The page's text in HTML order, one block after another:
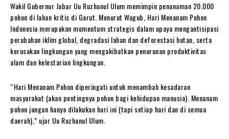
Wakil Gubernur Jabar Uu Ruzhanul Ulum memimpin penanaman 20.000
pohon di lahan kritis di Garut. Menurut Wagub, Hari Menanam Pohon
Indonesia merupakan momentum strategis dalam upaya mengantisipasi
perubahan iklim global, degradasi lahan dan deforestasi hutan, serta
kerusakan lingkungan yang mengakibatkan penurunan produktivitas
alam dan kelestarian lingkungan.
“Hari Menanam Pohon diperingati untuk menambah kesadaran
masyarakat (akan pentingnya pohon bagi kehidupan manusia). Menanam
pohon jangan hanya dilakukan hari ini (tapi setiap hari dan di semua
daerah),” ujar Uu Ruzhanul Ulum.